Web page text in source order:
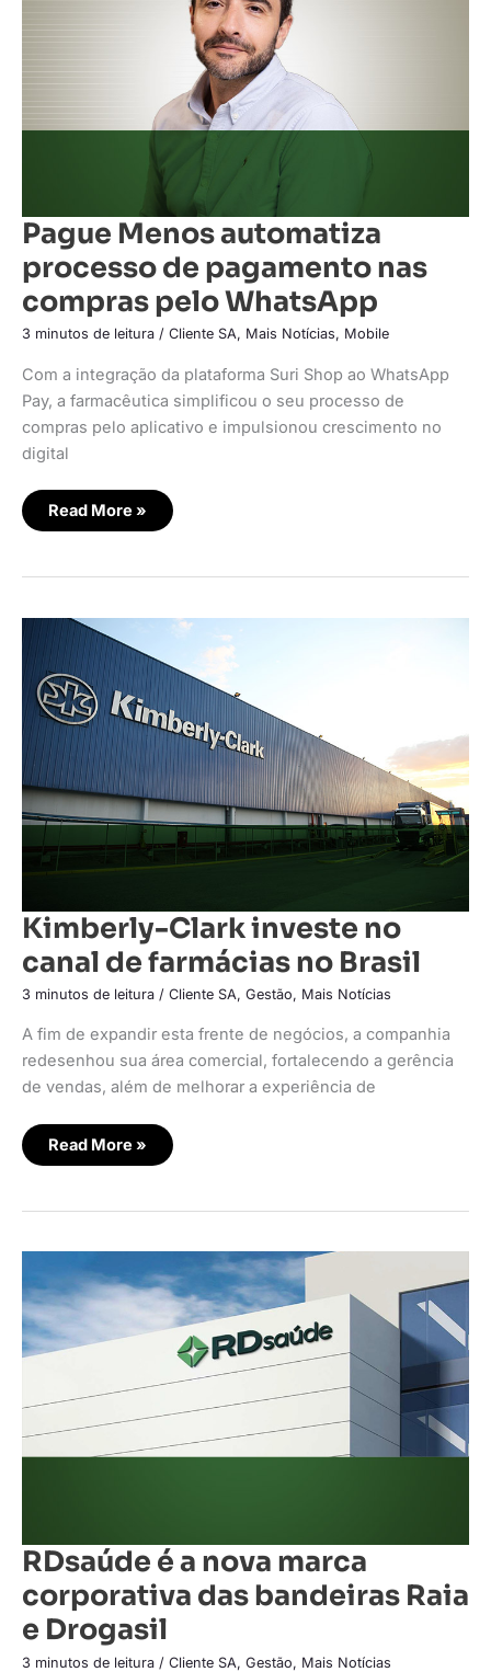
Pague Menos automatiza
processo de pagamento nas
compras pelo WhatsApp
3 minutos de leitura / Cliente SA, Mais Notícias, Mobile
Com a integração da plataforma Suri Shop ao WhatsApp
Pay, a farmacêutica simplificou o seu processo de
compras pelo aplicativo e impulsionou crescimento no
digital
Read More »
Kimberly-Clark investe no
canal de farmácias no Brasil
3 minutos de leitura / Cliente SA, Gestão, Mais Notícias
A fim de expandir esta frente de negócios, a companhia
redesenhou sua área comercial, fortalecendo a gerência
de vendas, além de melhorar a experiência de
Kimberly-
Clark
investe
no
canal
de
farmácias
no
Brasil
Read More »
RDsaúde é a nova marca
corporativa das bandeiras Raia
e Drogasil
3 minutos de leitura / Cliente SA, Gestão, Mais Notícias
a
nova
marca
corporativa
das